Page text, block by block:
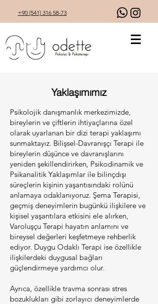
+90 (541) 316 58-73
Yaklaşımımız
Psikolojik danışmanlık merkezimizde,
bireylerin ve çiftlerin ihtiyaçlarına özel
olarak uyarlanan bir dizi terapi yaklaşımı
sunmaktayız. Bilişsel-Davranışçı Terapi ile
bireylerin düşünce ve davranışlarını
yeniden şekillendirirken, Psikodinamik ve
Psikanalitik Yaklaşımlar ile bilinçdışı
süreçlerin kişinin yaşantısındaki rolünü
anlamaya odaklanıyoruz. Şema Terapisi,
geçmiş deneyimlerin bugünkü ilişkilere ve
kişisel yaşantılara etkisini ele alırken,
Varoluşçu Terapi hayatın anlamını ve
bireysel değerleri keşfetmeye rehberlik
ediyor. Duygu Odaklı Terapi ise özellikle
ilişkilerdeki duygusal bağları
güçlendirmeye yardımcı olur.
Ayrıca, özellikle travma sonrası stres
bozuklukları gibi zorlayıcı deneyimlerde